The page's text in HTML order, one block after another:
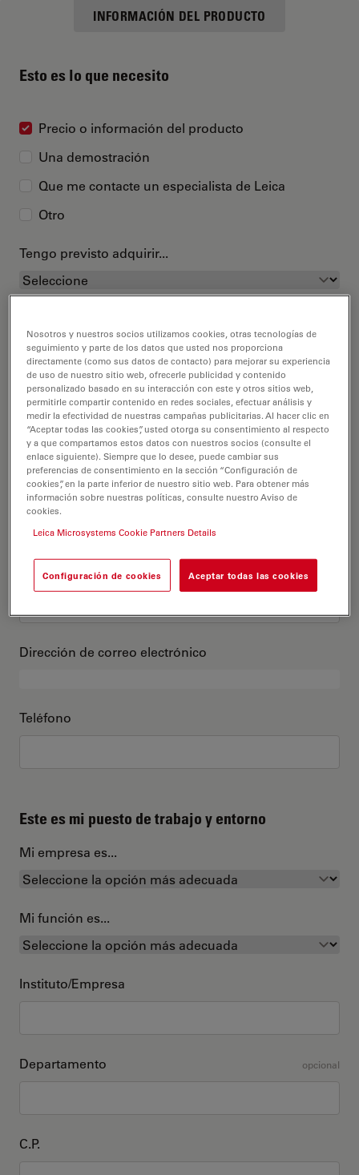
INFORMACIÓN DEL PRODUCTO
Esto es lo que necesito
Precio o información del producto
Una demostración
Que me contacte un especialista de Leica
Otro
Tengo previsto adquirir...
Este es mi perfil
Título académico opcional
Nombre
Apellido
Dirección de correo electrónico
Teléfono
Este es mi puesto de trabajo y entorno
Mi empresa es...
Mi función es...
Instituto/Empresa
Departamento opcional
C.P.
Nosotros y nuestros socios utilizamos cookies, otras tecnologías de
seguimiento y parte de los datos que usted nos proporciona
directamente (como sus datos de contacto) para mejorar su experiencia
de uso de nuestro sitio web, ofrecerle publicidad y contenido
personalizado basado en su interacción con este y otros sitios web,
permitirle compartir contenido en redes sociales, efectuar análisis y
medir la efectividad de nuestras campañas publicitarias. Al hacer clic en
“Aceptar todas las cookies”, usted otorga su consentimiento al respecto
y a que compartamos estos datos con nuestros socios (consulte el
enlace siguiente). Siempre que lo desee, puede cambiar sus
preferencias de consentimiento en la sección “Configuración de
cookies”, en la parte inferior de nuestro sitio web. Para obtener más
información sobre nuestras políticas, consulte nuestro Aviso de
cookies.
Leica Microsystems Cookie Partners Details
Configuración de cookies Aceptar todas las cookies